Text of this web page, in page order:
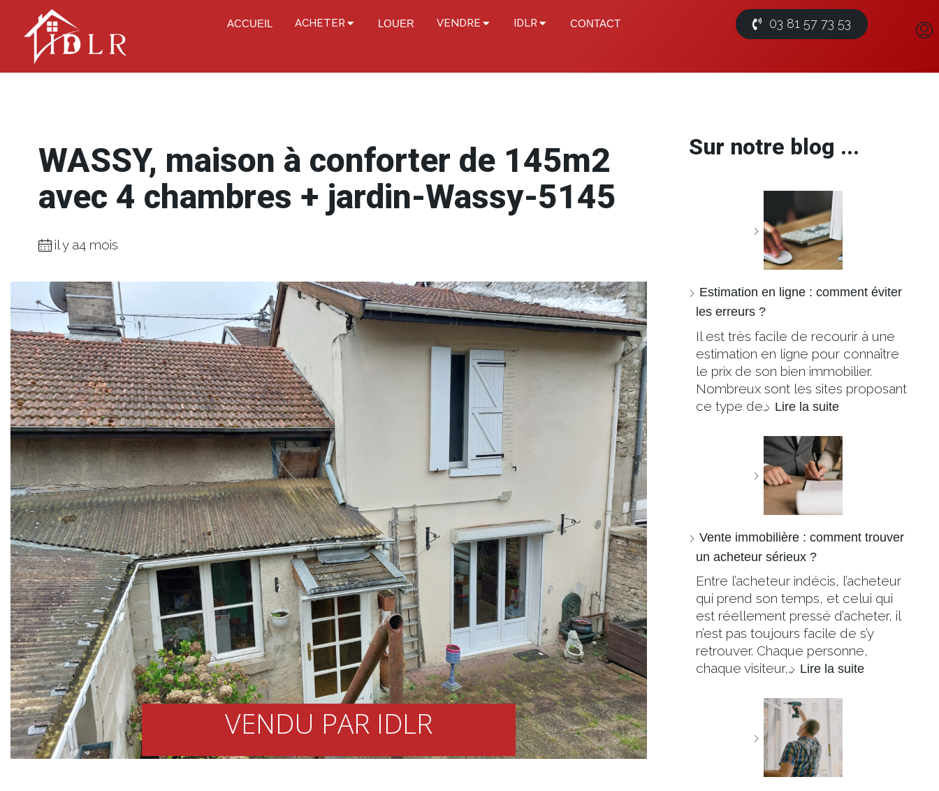
ACCUEIL ACHETER LOUER VENDRE IDLR CONTACT 03 81 57 73 53
WASSY, maison à conforter de 145m2
avec 4 chambres + jardin-Wassy-5145
il y a4 mois
VENDU PAR IDLR
Sur notre blog ...
Estimation en ligne : comment éviter
les erreurs ?
Il est très facile de recourir à une
estimation en ligne pour connaître
le prix de son bien immobilier.
Nombreux sont les sites proposant
ce type de… Lire la suite
Vente immobilière : comment trouver
un acheteur sérieux ?
Entre l’acheteur indécis, l’acheteur
qui prend son temps, et celui qui
est réellement pressé d’acheter, il
n’est pas toujours facile de s’y
retrouver. Chaque personne,
chaque visiteur,… Lire la suite